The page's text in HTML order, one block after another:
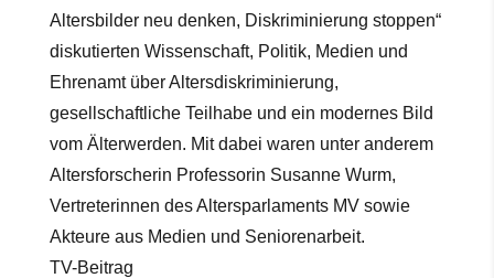
Altersbilder neu denken, Diskriminierung stoppen“
diskutierten Wissenschaft, Politik, Medien und
Ehrenamt über Altersdiskriminierung,
gesellschaftliche Teilhabe und ein modernes Bild
vom Älterwerden. Mit dabei waren unter anderem
Altersforscherin Professorin Susanne Wurm,
Vertreterinnen des Altersparlaments MV sowie
Akteure aus Medien und Seniorenarbeit.
TV-Beitrag